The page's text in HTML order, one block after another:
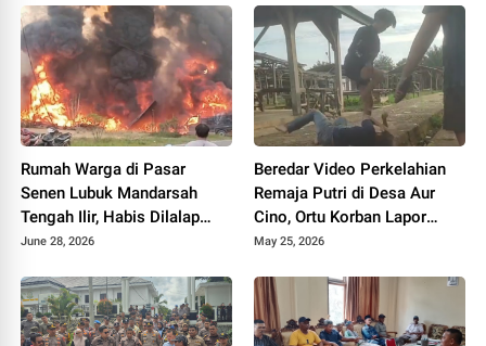
Rumah Warga di Pasar
Senen Lubuk Mandarsah
Tengah Ilir, Habis Dilalap
Sijago Merah
June 28, 2026
Beredar Video Perkelahian
Remaja Putri di Desa Aur
Cino, Ortu Korban Lapor
Polisi
May 25, 2026